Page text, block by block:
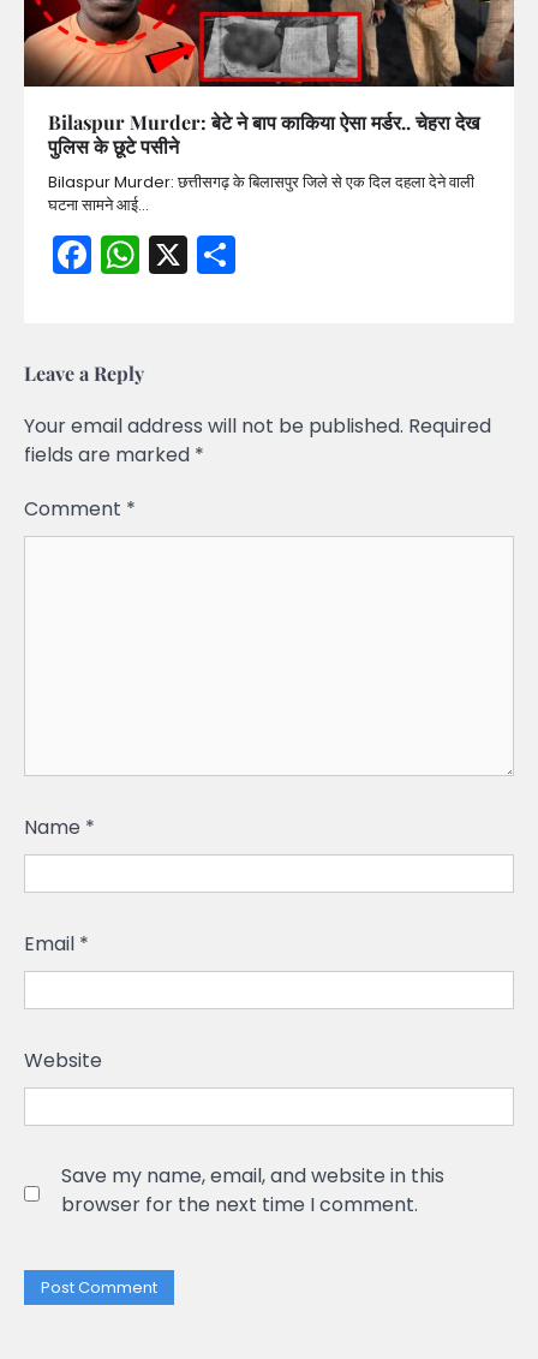
Bilaspur Murder: बेटे ने बाप काकिया ऐसा मर्डर.. चेहरा देख
पुलिस के छूटे पसीने
Bilaspur Murder: छत्तीसगढ़ के बिलासपुर जिले से एक दिल दहला देने वाली
घटना सामने आई…
Facebook
WhatsApp
X
Leave a Reply
Your email address will not be published. Required
fields are marked *
Comment *
Name *
Email *
Website
Save my name, email, and website in this
browser for the next time I comment.